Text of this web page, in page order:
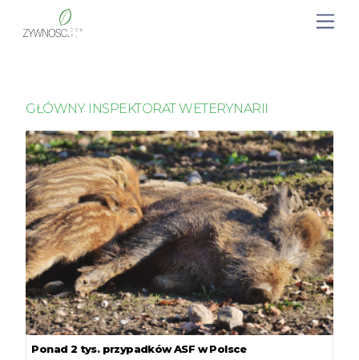
GŁÓWNY INSPEKTORAT WETERYNARII
Ponad 2 tys. przypadków ASF w Polsce